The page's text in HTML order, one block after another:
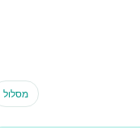
מסלול